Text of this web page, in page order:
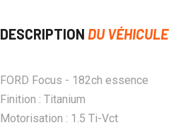
DESCRIPTION DU VÉHICULE
FORD Focus - 182ch essence
Finition : Titanium
Motorisation : 1.5 Ti-Vct